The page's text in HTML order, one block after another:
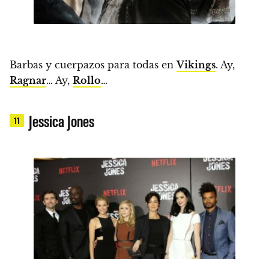
Barbas y cuerpazos para todas enVikings. Ay,
Ragnar… Ay, Rollo…
11 Jessica Jones